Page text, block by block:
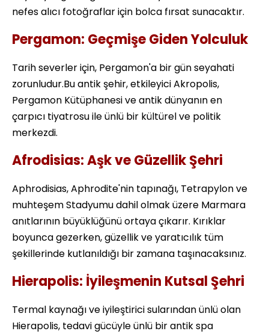
nefes alıcı fotoğraflar için bolca fırsat sunacaktır.
Pergamon: Geçmişe Giden Yolculuk
Tarih severler için, Pergamon'a bir gün seyahati
zorunludur.Bu antik şehir, etkileyici Akropolis,
Pergamon Kütüphanesi ve antik dünyanın en
çarpıcı tiyatrosu ile ünlü bir kültürel ve politik
merkezdi.
Afrodisias: Aşk ve Güzellik Şehri
Aphrodisias, Aphrodite'nin tapınağı, Tetrapylon ve
muhteşem Stadyumu dahil olmak üzere Marmara
anıtlarının büyüklüğünü ortaya çıkarır. Kırıklar
boyunca gezerken, güzellik ve yaratıcılık tüm
şekillerinde kutlanıldığı bir zamana taşınacaksınız.
Hierapolis: İyileşmenin Kutsal Şehri
Termal kaynağı ve iyileştirici sularından ünlü olan
Hierapolis, tedavi gücüyle ünlü bir antik spa